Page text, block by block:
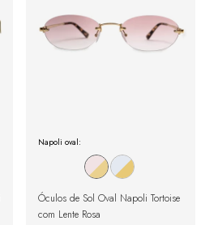
Napoli oval:
Óculos de Sol Oval Napoli Tortoise
com Lente Rosa